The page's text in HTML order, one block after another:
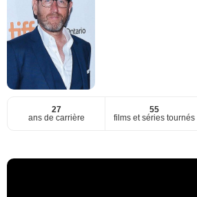
27
ans de carrière
55
films et séries tournés